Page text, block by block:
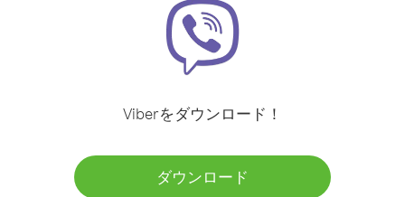
Viberをダウンロード！
ダウンロード